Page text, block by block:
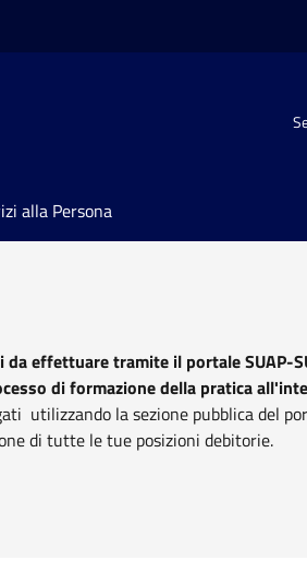
alla Persona
da effettuare tramite il portale SUAP-
di formazione della pratica
utilizzando la sezione pubblica del
di tutte le tue posizioni debitorie.